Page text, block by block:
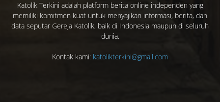
Katolik Terkini adalah platform berita online independen yang
memiliki komitmen kuat untuk menyajikan informasi, berita, dan
data seputar Gereja Katolik, baik di Indonesia maupun di seluruh
dunia.
Kontak kami: katolikterkini@gmail.com